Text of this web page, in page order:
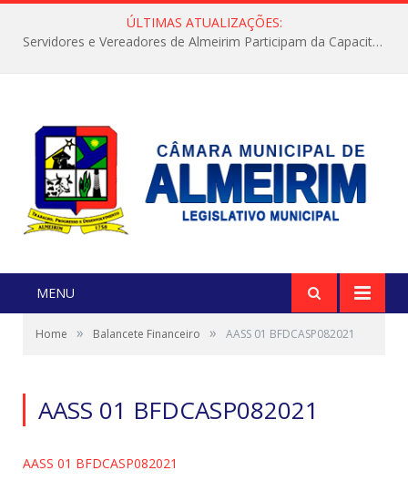
ÚLTIMAS ATUALIZAÇÕES:
Servidores e Vereadores de Almeirim Participam da Capacitação “Orientar é a Nossa Missão”
MENU
Home » Balancete Financeiro » AASS 01 BFDCASP082021
AASS 01 BFDCASP082021
AASS 01 BFDCASP082021